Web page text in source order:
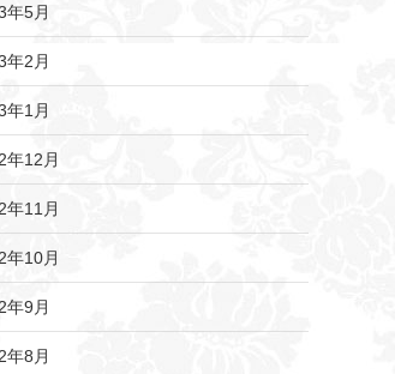
年5月
年2月
年1月
年12月
年11月
年10月
年9月
年8月